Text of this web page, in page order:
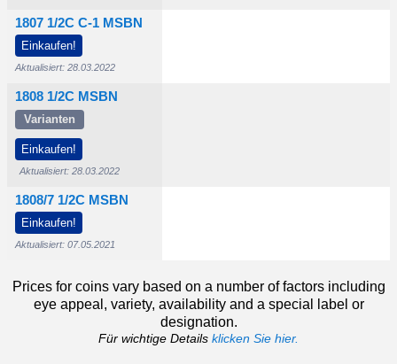
1807 1/2C C-1 MSBN
Einkaufen!
Aktualisiert: 28.03.2022
1808 1/2C MSBN
Varianten
Einkaufen!
Aktualisiert: 28.03.2022
1808/7 1/2C MSBN
Einkaufen!
Aktualisiert: 07.05.2021
$20.000
Prices for coins vary based on a number of factors including
eye appeal, variety, availability and a special label or
designation.
Für wichtige Details klicken Sie hier.